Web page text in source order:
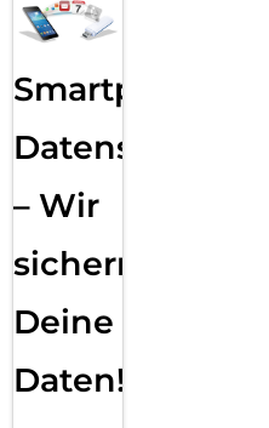
Smartphone
Datensicherung
– Wir
sichern
Deine
Daten!